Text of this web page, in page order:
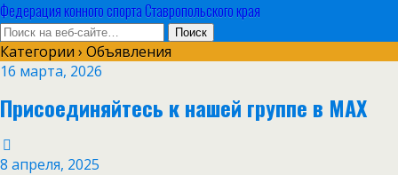
Федерация конного спорта Ставропольского края
Категории › Объявления
16 марта, 2026
Присоединяйтесь к нашей группе в MAX
8 апреля, 2025